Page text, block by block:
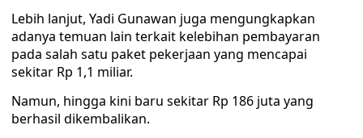
Lebih lanjut, Yadi Gunawan juga mengungkapkan
adanya temuan lain terkait kelebihan pembayaran
pada salah satu paket pekerjaan yang mencapai
sekitar Rp 1,1 miliar.
Namun, hingga kini baru sekitar Rp 186 juta yang
berhasil dikembalikan.